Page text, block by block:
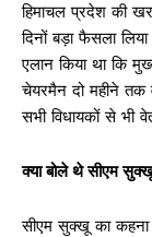
हिमाचल प्रदेश की
दिनों बड़ा फैसला
एलान किया था कि
चेयरमैन दो महीने तक
सभी विधायकों से भी
क्या बोले थे सीएम
सीएम सुक्खू का कहना